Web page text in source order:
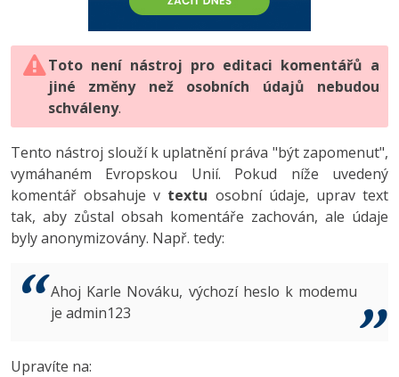
HTML5, CSS3, Bootstrap, SEO
SQL a databáze
Testování a verzování
UML a návrhové vzory
React
Spring
ASP.NET MVC
Best practices
PHP
JavaScript
Python
HTML / CSS
UML a návrhové vzory
MySQL/MariaDB
MS-SQL
Vývojář mobilních aplikací
C# Game developer
Tester
Systémový administrátor
3D grafik
-80%
JavaScript -80%
PHP -80%
Swift -80%
Kotlin -80%
VB.NET
Digitální gramotnost
Marketing
WordPress
SEO
UX
Business
Copywriting
-80%
Adobe Illustrator -80%
Adobe Lightroom
Adobe XD
Adobe InDesign -25%
Adobe After Effects
Inkscape
Toto není nástroj pro editaci komentářů a
jiné změny než osobních údajů nebudou
schváleny.
Tento nástroj slouží k uplatnění práva "být zapomenut",
vymáhaném Evropskou Unií. Pokud níže uvedený
komentář obsahuje v textu osobní údaje, uprav text
tak, aby zůstal obsah komentáře zachován, ale údaje
byly anonymizovány. Např. tedy:
Ahoj Karle Nováku, výchozí heslo k modemu
je admin123
Upravíte na: